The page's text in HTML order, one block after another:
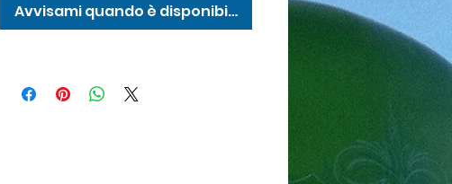
Avvisami quando è disponibile